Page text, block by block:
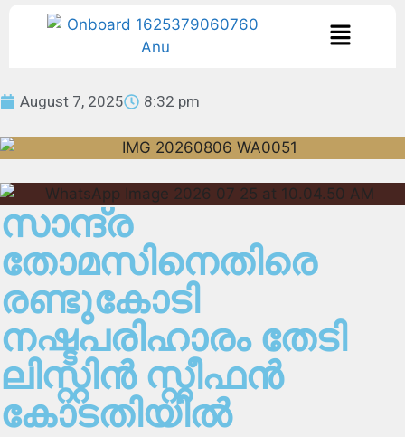
August 7, 2025 8:32 pm
സാന്ദ്ര
തോമസിനെതിരെ
രണ്ടുകോടി
നഷ്ടപരിഹാരം തേടി
ലിസ്റ്റിൻ സ്റ്റീഫൻ
കോടതിയിൽ